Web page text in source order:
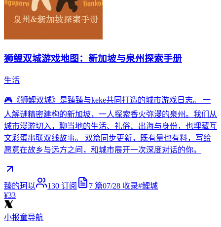
狮鲤双城游戏地图：新加坡与泉州探索手册
生活
🎮《狮鲤双城》是臻臻与keke共同打造的城市游戏日志。 一
人解谜精密建构的新加坡，一人探索香火弥漫的泉州。我们从
城市漫游切入，聊当地的生活、礼俗、出海与身份，也埋藏互
文彩蛋串联双线故事。 双篇同步更新，既有量也有料，写给
愿意在故乡与远方之间，和城市展开一次深度对话的你。
臻的珂以 130 订阅 7 篇07/28 收录#鲤城
¥33
小报童导航